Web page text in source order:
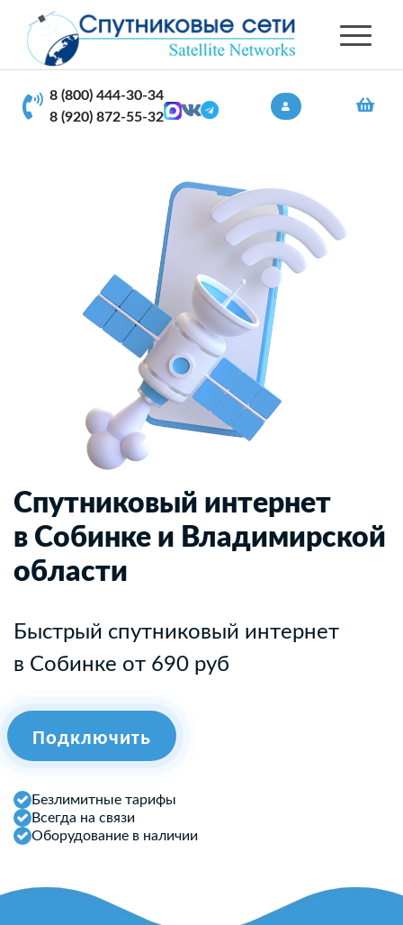
8 (800) 444-30-34
8 (920) 872-55-32
Спутниковый интернет
в Собинке и Владимирской
области
Быстрый спутниковый интернет
в Собинке от 690 руб
Подключить
Безлимитные тарифы
Всегда на связи
Оборудование в наличии